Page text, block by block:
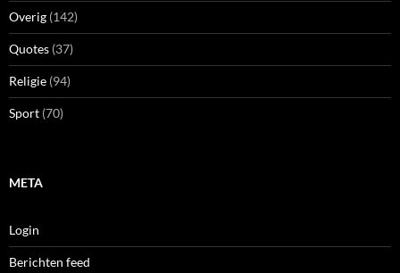
Overig (142)
Quotes (37)
Religie (94)
Sport (70)
META
Login
Berichten feed